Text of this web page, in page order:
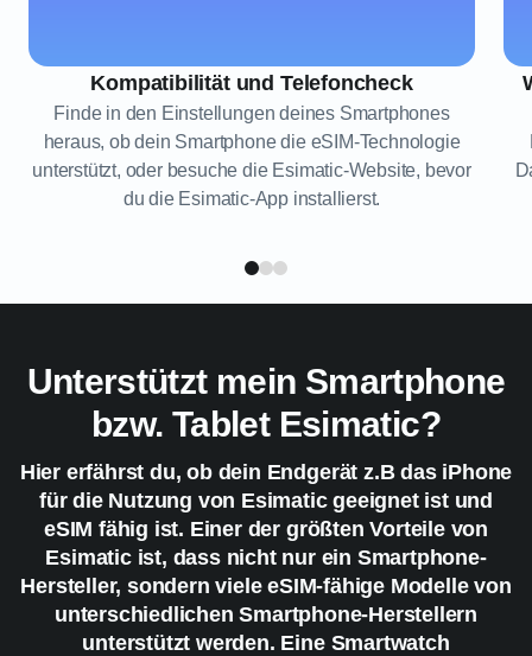
Kompatibilität und Telefoncheck
Finde in den Einstellungen deines Smartphones
heraus, ob dein Smartphone die eSIM-Technologie
unterstützt, oder besuche die Esimatic-Website, bevor
du die Esimatic-App installierst.
Unterstützt mein Smartphone
bzw. Tablet Esimatic?
Hier erfährst du, ob dein Endgerät z.B das iPhone
für die Nutzung von Esimatic geeignet ist und
eSIM fähig ist. Einer der größten Vorteile von
Esimatic ist, dass nicht nur ein Smartphone-
Hersteller, sondern viele eSIM-fähige Modelle von
unterschiedlichen Smartphone-Herstellern
unterstützt werden. Eine Smartwatch